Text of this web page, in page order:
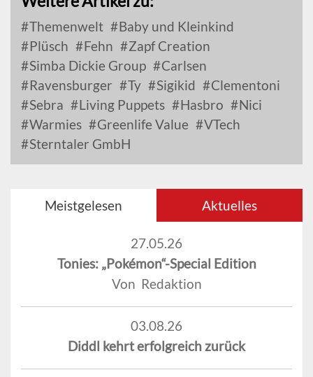
Themenwelt
Baby und Kleinkind
Plüsch
Fehn
Zapf Creation
Simba Dickie Group
Carlsen
Ravensburger
Ty Sigikid
Clementoni
Sebra
Living Puppets Hasbro
Nici
Warmies
Greenlife Value
VTech
Sterntaler GmbH
Meistgelesen Aktuelles
27.05.26
Tonies: „Pokémon“-Special Edition
Von Redaktion
03.08.26
Diddl kehrt erfolgreich zurück